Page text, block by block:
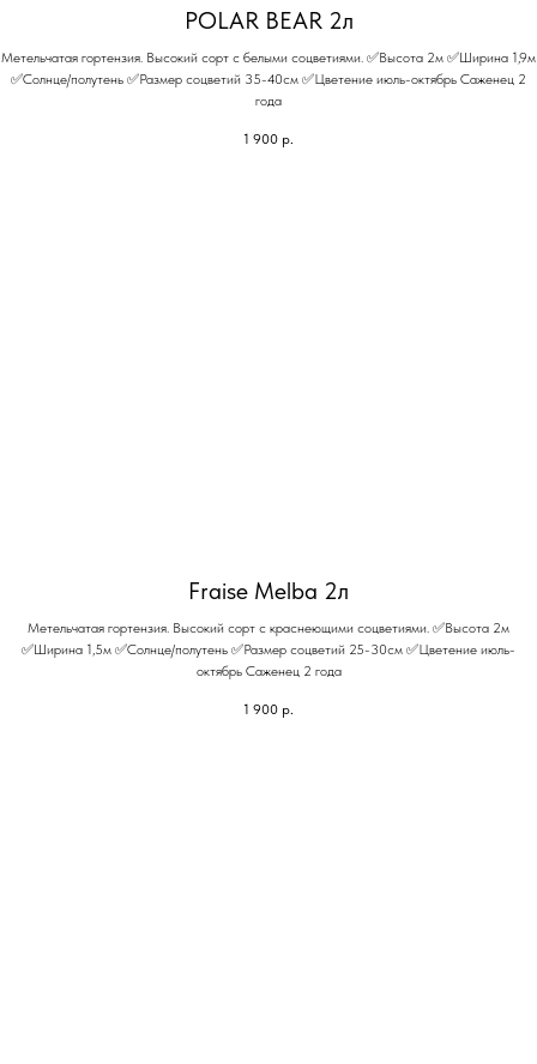
POLAR BEAR 2л
Метельчатая гортензия. Высокий сорт с белыми соцветиями. ✅Высота 2м ✅Ширина 1,9м
✅Солнце/полутень ✅Размер соцветий 35-40см ✅Цветение июль-октябрь Саженец 2
года
1 900 р.
Fraise Melba 2л
Метельчатая гортензия. Высокий сорт с краснеющими соцветиями. ✅Высота 2м
✅Ширина 1,5м ✅Солнце/полутень ✅Размер соцветий 25-30см ✅Цветение июль-
октябрь Саженец 2 года
1 900 р.